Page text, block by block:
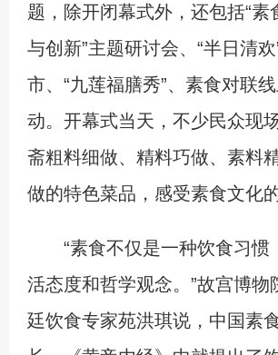
题，除开闭幕式外，还包括“素
与创新”主题研讨会、“半日清
市、“九莲福膳秀”、素食对联
动。开幕式当天，不少民众现
斋粗料细做、精料巧做、素料
做的特色菜品，感受素食文化的
“素食不仅是一种饮食习惯
活态度和哲学观念。”故宫博物
廷饮食专家苑洪琪说，中国素